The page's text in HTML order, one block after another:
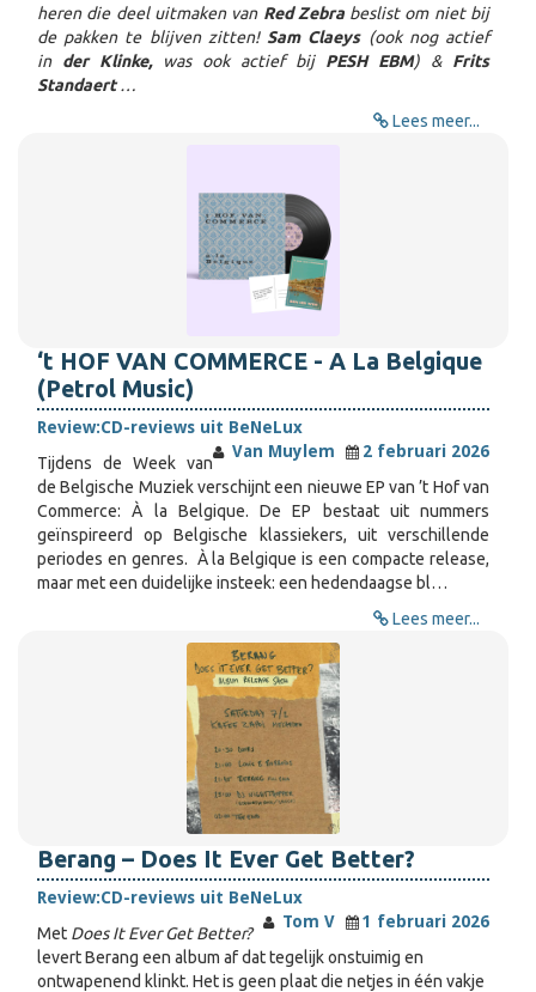
heren die deel uitmaken van Red Zebrabeslist om niet bij
de pakken te blijven zitten! Sam Claeys(ook nog actief
in der Klinke, was ook actief bijPESH EBM) & Frits
Standaert…
Lees meer...
‘t HOF VAN COMMERCE - A La Belgique
(Petrol Music)
Review:CD-reviews uit BeNeLux
Van Muylem
2 februari 2026
Tijdens de Week van
de Belgische Muziek verschijnt een nieuwe EP van ’t Hof van
Commerce: À la Belgique. De EP bestaat uit nummers
geïnspireerd op Belgische klassiekers, uit verschillende
periodes en genres. À la Belgique is een compacte release,
maar met een duidelijke insteek: een hedendaagse bl…
Lees meer...
Berang – Does It Ever Get Better?
Review:CD-reviews uit BeNeLux
Tom V
1 februari 2026
Met Does It Ever Get Better?
levert Berang een album af dat tegelijk onstuimig en
ontwapenend klinkt. Het is geen plaat die netjes in één vakje